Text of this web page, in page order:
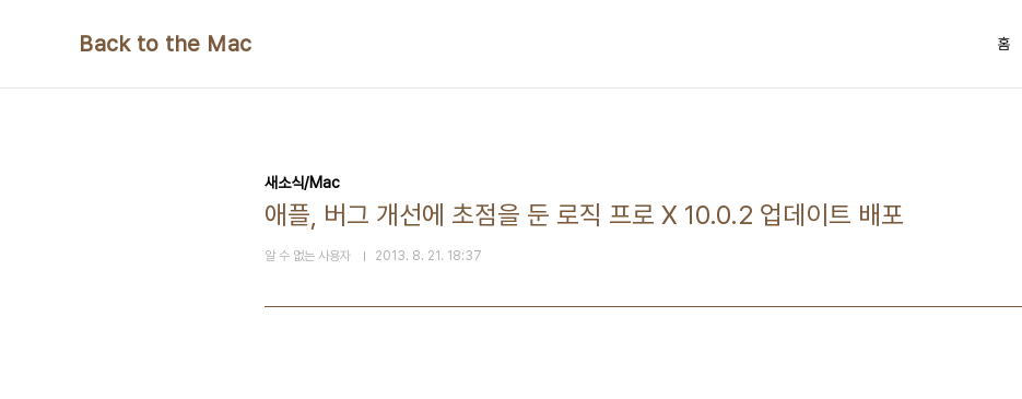
Back to the Mac 홈
새소식/Mac
애플, 버그 개선에 초점을 둔 로직 프로 X 10.0.2 업데이트 배포
알 수 없는 사용자 2013. 8. 21. 18:37